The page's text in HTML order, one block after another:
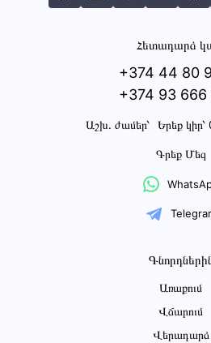
Հետադարձ
+374 44 80
+374 93 666
Աշխ․ ժամեր՝ Երեք
Գրեք Մեզ
Առաքում
Վճարում
Վերադարձ